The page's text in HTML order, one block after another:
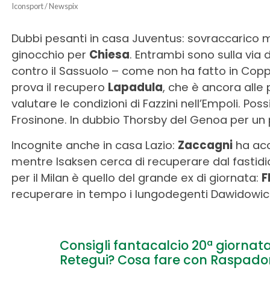
Iconsport / Newspix
Dubbi pesanti in casa Juventus: sovraccarico
ginocchio per Chiesa. Entrambi sono sulla via
contro il Sassuolo – come non ha fatto in
prova il recupero Lapadula, che è ancora alle
valutare le condizioni di Fazzini nell’Empoli.
Frosinone. In dubbio Thorsby del Genoa per
Incognite anche in casa Lazio: Zaccagniha
mentre Isaksen cerca di recuperare dal
per il Milan è quello del grande ex di giornata:
recuperare in tempo i lungodegenti
Consigli fantacalcio 20ª
Retegui? Cosa fare con